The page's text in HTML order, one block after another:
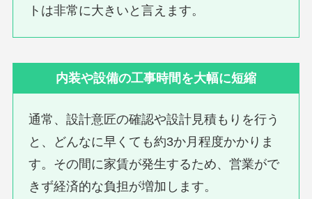
トは非常に大きいと言えます。
内装や設備の工事時間を大幅に短縮
通常、設計意匠の確認や設計見積もりを行う
と、どんなに早くても約3か月程度かかりま
す。その間に家賃が発生するため、営業がで
きず経済的な負担が増加します。